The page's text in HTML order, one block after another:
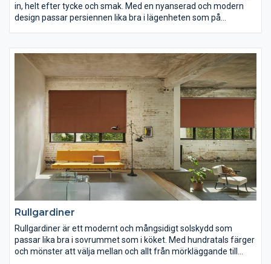
in, helt efter tycke och smak. Med en nyanserad och modern
design passar persiennen lika bra i lägenheten som på
Upptäck våra olika persiennmodeller här!
Rullgardiner
Rullgardiner är ett modernt och mångsidigt solskydd som
passar lika bra i sovrummet som i köket. Med hundratals färger
och mönster att välja mellan och allt från mörkläggande till